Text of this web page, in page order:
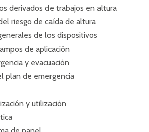
derivados de trabajos en altura
riesgo de caída de altura
de los dispositivos
de aplicación
y evacuación
plan de emergencia
y utilización